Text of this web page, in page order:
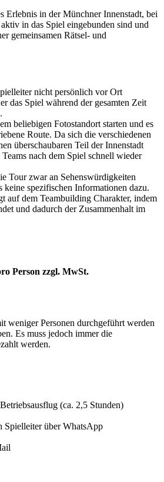
Erlebnis in der Münchner Innenstadt, bei
in das Spiel eingebunden sind und
gemeinsamen Rätsel- und
nicht persönlich vor Ort
das Spiel während der gesamten Zeit
beliebigen Fotostandort starten und es
Route. Da sich die verschiedenen
überschaubaren Teil der Innenstadt
nach dem Spiel schnell wieder
Tour zwar an Sehenswürdigkeiten
spezifischen Informationen dazu.
auf dem Teambuilding Charakter, indem
und dadurch der Zusammenhalt im
Person zzgl. MwSt.
weniger Personen durchgeführt werden
Es muss jedoch immer die
werden.
(ca. 2,5 Stunden)
Spielleiter über WhatsApp